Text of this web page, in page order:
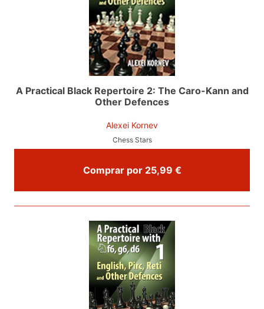
A Practical Black Repertoire 2: The Caro-Kann and
Other Defences
Alexei Kornev
Chess Stars
Comprar por 25,99 €